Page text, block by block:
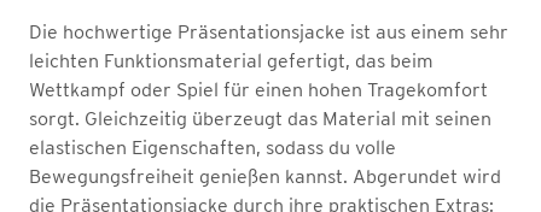
Die hochwertige Präsentationsjacke ist aus einem sehr
leichten Funktionsmaterial gefertigt, das beim
Wettkampf oder Spiel für einen hohen Tragekomfort
sorgt. Gleichzeitig überzeugt das Material mit seinen
elastischen Eigenschaften, sodass du volle
Bewegungsfreiheit genießen kannst. Abgerundet wird
die Präsentationsjacke durch ihre praktischen Extras: